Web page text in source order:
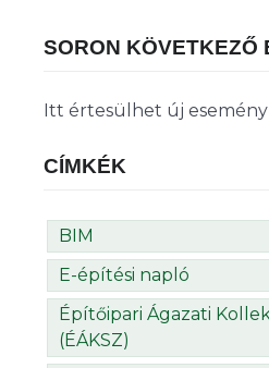
SORON KÖVETKEZŐ
Itt értesülhet új
CÍMKÉK
BIM
E-építési napló
Építőipari Ágazati
(ÉÁKSZ)